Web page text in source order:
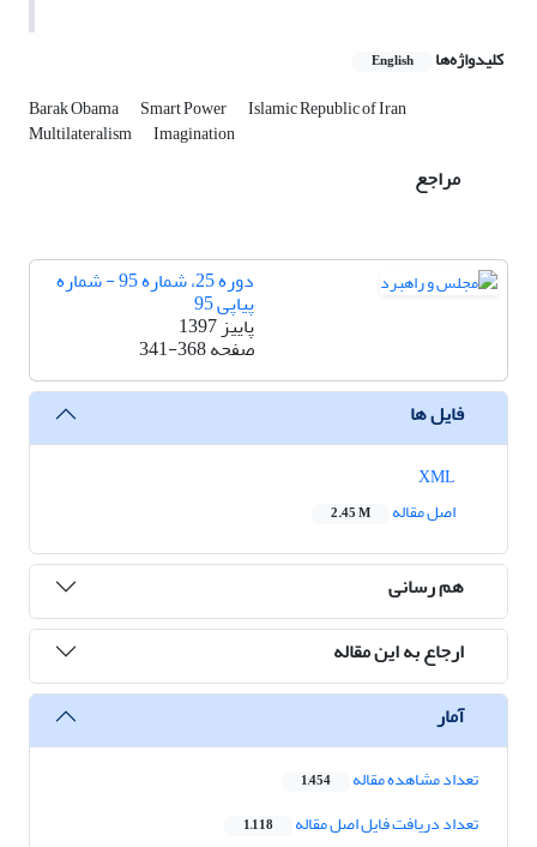
کلیدواژه‌ها English
Barak Obama Smart Power Islamic Republic of Iran
Multilateralism Imagination
مراجع
دوره 25، شماره 95 - شماره
پیاپی 95
پاییز 1397
صفحه341-368
فایل ها
اصل مقاله
2.45 M
هم رسانی
ارجاع به این مقاله
آمار
تعداد مشاهده مقاله 1,454
تعداد دریافت فایل اصل مقاله 1,118